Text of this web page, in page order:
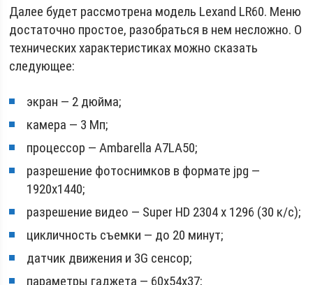
Далее будет рассмотрена модель Lexand LR60. Меню
достаточно простое, разобраться в нем несложно. О
технических характеристиках можно сказать
следующее:
экран — 2 дюйма;
камера — 3 Мп;
процессор — Ambarella A7LA50;
разрешение фотоснимков в формате jpg —
1920х1440;
разрешение видео — Super HD 2304 х 1296 (30 к/с);
цикличность съемки — до 20 минут;
датчик движения и 3G сенсор;
параметры гаджета — 60х54х37;